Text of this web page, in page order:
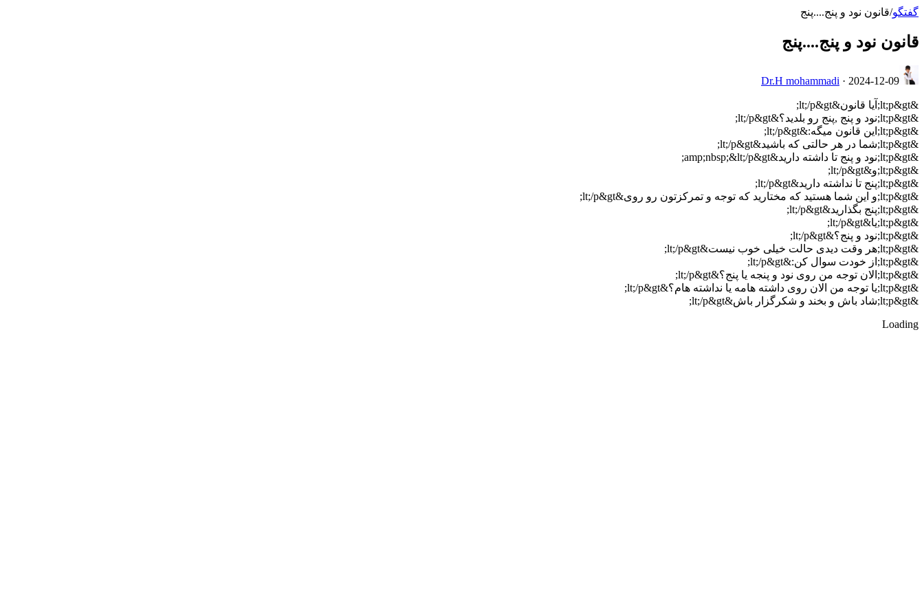
گفتگو/قانون نود و پنج....پنج
قانون نود و پنج....پنج
Dr.H mohammadi · 2024-12-09
&lt;p&gt;آیا قانون&lt;/p&gt;
&lt;p&gt;نود و پنج ,پنج رو بلدید؟&lt;/p&gt;
&lt;p&gt;این قانون میگه:&lt;/p&gt;
&lt;p&gt;شما در هر حالتی که باشید&lt;/p&gt;
&lt;p&gt;نود و پنج تا داشته دارید&amp;nbsp;&lt;/p&gt;
&lt;p&gt;و&lt;/p&gt;
&lt;p&gt;پنج تا نداشته دارید&lt;/p&gt;
&lt;p&gt;و این شما هستید که مختارید که توجه و تمرکزتون رو روی&lt;/p&gt;
&lt;p&gt;پنج بگذارید&lt;/p&gt;
&lt;p&gt;یا&lt;/p&gt;
&lt;p&gt;نود و پنج؟&lt;/p&gt;
&lt;p&gt;هر وقت دیدی حالت خیلی خوب نیست&lt;/p&gt;
&lt;p&gt;از خودت سوال کن:&lt;/p&gt;
&lt;p&gt;الان توجه من روی نود و پنجه یا پنج؟&lt;/p&gt;
&lt;p&gt;یا توجه من الان روی داشته هامه یا نداشته هام؟&lt;/p&gt;
&lt;p&gt;شاد باش و بخند و شکرگزار باش&lt;/p&gt;
Loading